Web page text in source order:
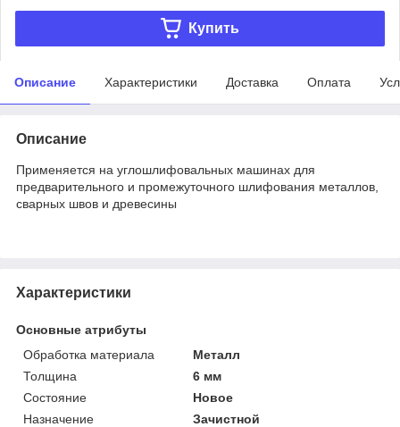
Купить
Описание Характеристики Доставка Оплата
Описание
Применяется на углошлифовальных машинах для
предварительного и промежуточного шлифования металлов,
сварных швов и древесины
Характеристики
Основные атрибуты
Обработка материала
Металл
Толщина
6 мм
Состояние
Новое
Назначение
Зачистной